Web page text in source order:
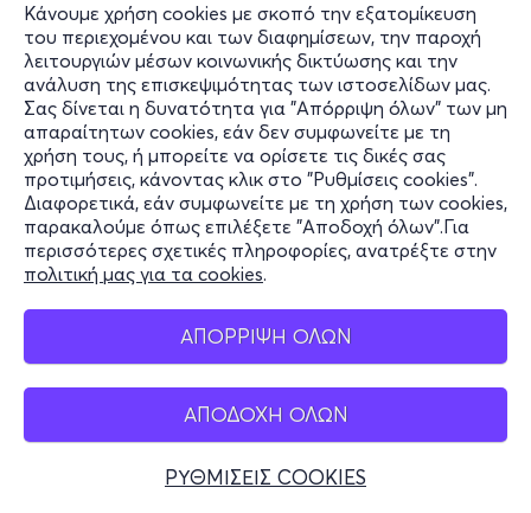
Κάνουμε χρήση cookies με σκοπό την εξατομίκευση
του περιεχομένου και των διαφημίσεων, την παροχή
λειτουργιών μέσων κοινωνικής δικτύωσης και την
ανάλυση της επισκεψιμότητας των ιστοσελίδων μας.
Σας δίνεται η δυνατότητα για "Απόρριψη όλων" των μη
απαραίτητων cookies, εάν δεν συμφωνείτε με τη
χρήση τους, ή μπορείτε να ορίσετε τις δικές σας
προτιμήσεις, κάνοντας κλικ στο "Ρυθμίσεις cookies".
Διαφορετικά, εάν συμφωνείτε με τη χρήση των cookies,
παρακαλούμε όπως επιλέξετε "Αποδοχή όλων".Για
περισσότερες σχετικές πληροφορίες, ανατρέξτε στην
πολιτική μας για τα cookies.
ΑΠΟΡΡΙΨΗ ΟΛΩΝ
ΑΠΟΔΟΧΗ ΟΛΩΝ
ΡΥΘΜΙΣΕΙΣ COOKIES
από 16€
Εισιτήρια
Πεμ, 8/10
21:00
Λεωφόρος Κηφισίας 14